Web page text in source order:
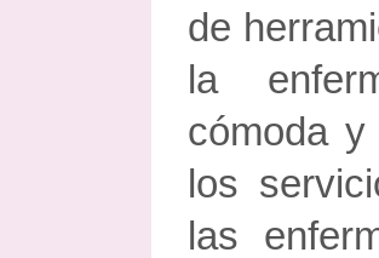
de
la
cómoda
los
las